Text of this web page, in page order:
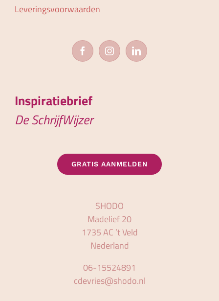
Leveringsvoorwaarden
Inspiratiebrief
De SchrijfWijzer
GRATIS AANMELDEN
SHODO
Madelief 20
1735 AC ’t Veld
Nederland
06-15524891
cdevries@shodo.nl